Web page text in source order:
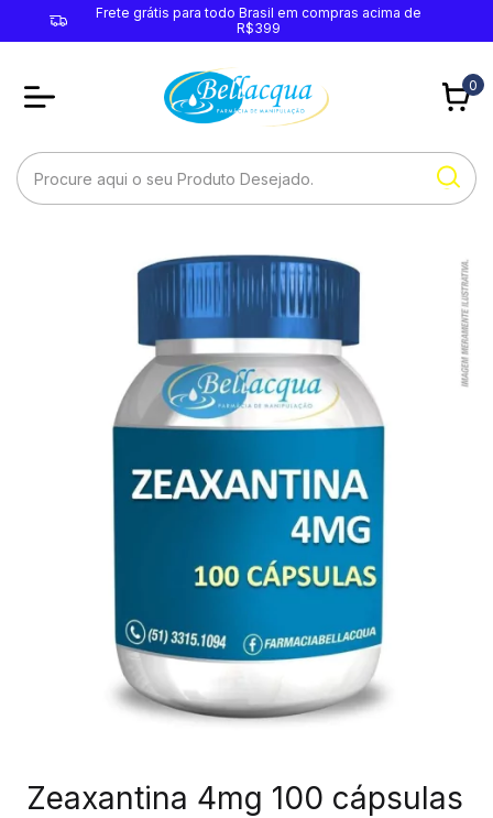
Frete grátis para todo Brasil em compras acima de
R$399
0
Zeaxantina 4mg 100 cápsulas